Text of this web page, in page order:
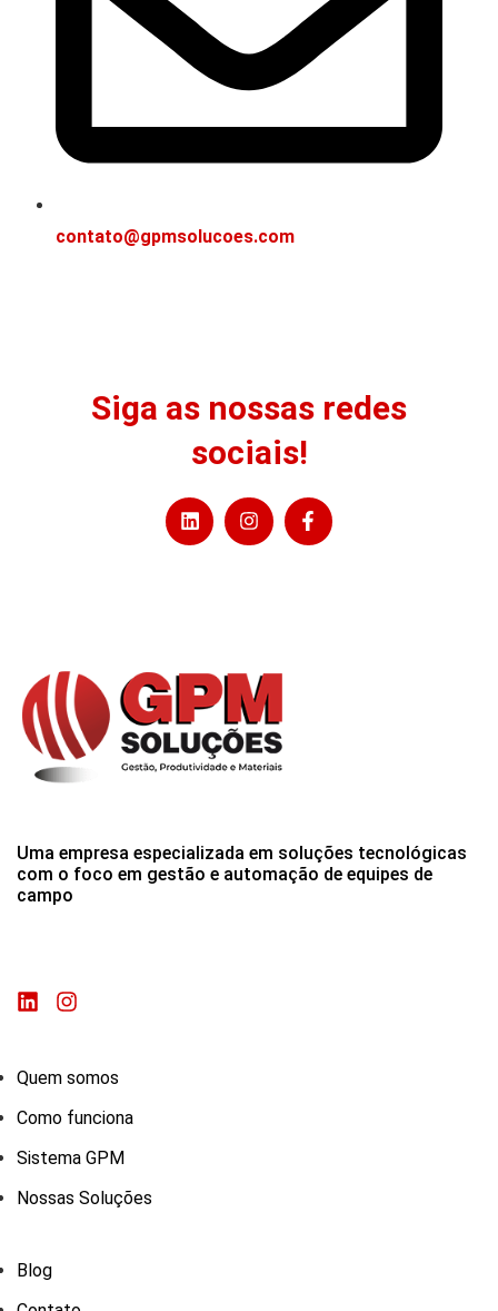
contato@gpmsolucoes.com
Siga as nossas redes
sociais!
Uma empresa especializada em soluções tecnológicas
com o foco em gestão e automação de equipes de
campo
Quem somos
Como funciona
Sistema GPM
Nossas Soluções
Blog